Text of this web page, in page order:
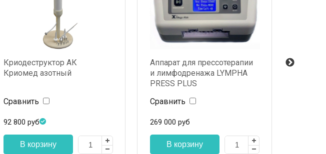
Криодеструктор АК
Криомед азотный
Сравнить
92 800 руб
Аппарат для прессотерапии
и лимфодренажа LYMPHA
PRESS PLUS
Сравнить
269 000 руб